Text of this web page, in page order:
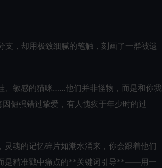
支，却用极致细腻的笔触，刻画了一群被遗
敏感的猫咪……他们并非怪物，而是和你我
倔强错过挚爱，有人愧疚于年少时的过
魂的记忆碎片如潮水涌来，你会跟着他们
是精准戳中痛点的**关键词引导**——用一